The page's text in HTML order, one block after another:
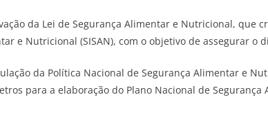
da Lei de Segurança Alimentar e Nutricional, que
e Nutricional (SISAN), com o objetivo de assegurar o
da Política Nacional de Segurança Alimentar e
para a elaboração do Plano Nacional de